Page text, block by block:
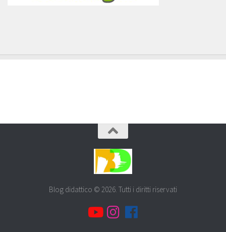
Blog didattico © 2026. Tutti i diritti riservati